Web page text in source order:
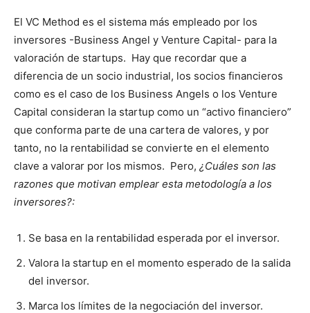
El VC Method es el sistema más empleado por los
inversores -Business Angel y Venture Capital- para la
valoración de startups. Hay que recordar que a
diferencia de un socio industrial, los socios financieros
como es el caso de los Business Angels o los Venture
Capital consideran la startup como un “activo financiero”
que conforma parte de una cartera de valores, y por
tanto, no la rentabilidad se convierte en el elemento
clave a valorar por los mismos. Pero, ¿Cuáles son las
razones que motivan emplear esta metodología a los
inversores?:
Se basa en la rentabilidad esperada por el inversor.
Valora la startup en el momento esperado de la salida
del inversor.
Marca los límites de la negociación del inversor.